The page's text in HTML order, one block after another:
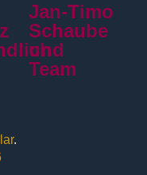
.
Jan-Timo
Schaube
und
Team